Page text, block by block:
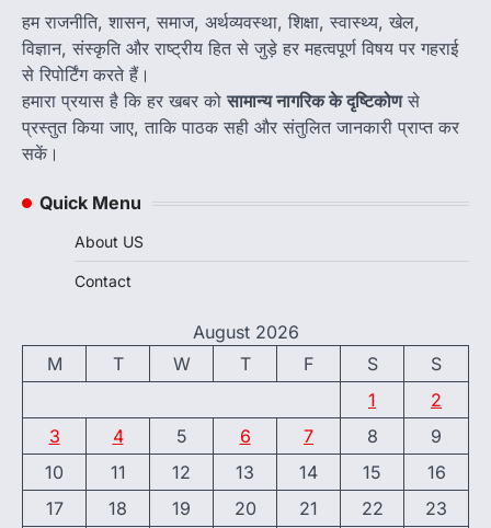
हम राजनीति, शासन, समाज, अर्थव्यवस्था, शिक्षा, स्वास्थ्य, खेल,
विज्ञान, संस्कृति और राष्ट्रीय हित से जुड़े हर महत्वपूर्ण विषय पर गहराई
से रिपोर्टिंग करते हैं।
हमारा प्रयास है कि हर खबर कोसामान्य नागरिक के दृष्टिकोणसे
प्रस्तुत किया जाए, ताकि पाठक सही और संतुलित जानकारी प्राप्त कर
सकें।
Quick Menu
About US
Contact
August 2026
M
T W T F S
S
1
2
3
4 5 6 7 8
9
10
11 12 13 14 15
16
17
18 19 20 21 22
23